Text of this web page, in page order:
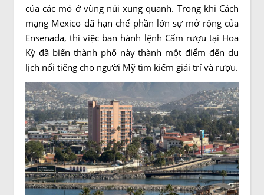
của các mỏ ở vùng núi xung quanh. Trong khi Cách
mạng Mexico đã hạn chế phần lớn sự mở rộng của
Ensenada, thì việc ban hành lệnh Cấm rượu tại Hoa
Kỳ đã biến thành phố này thành một điểm đến du
lịch nổi tiếng cho người Mỹ tìm kiếm giải trí và rượu.